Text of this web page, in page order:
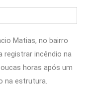
Matias, no bairro
registrar incêndio na
horas após um
na estrutura.